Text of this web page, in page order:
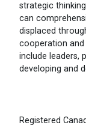
strategic
can
displaced
cooperation and
include leaders,
developing and
Registered